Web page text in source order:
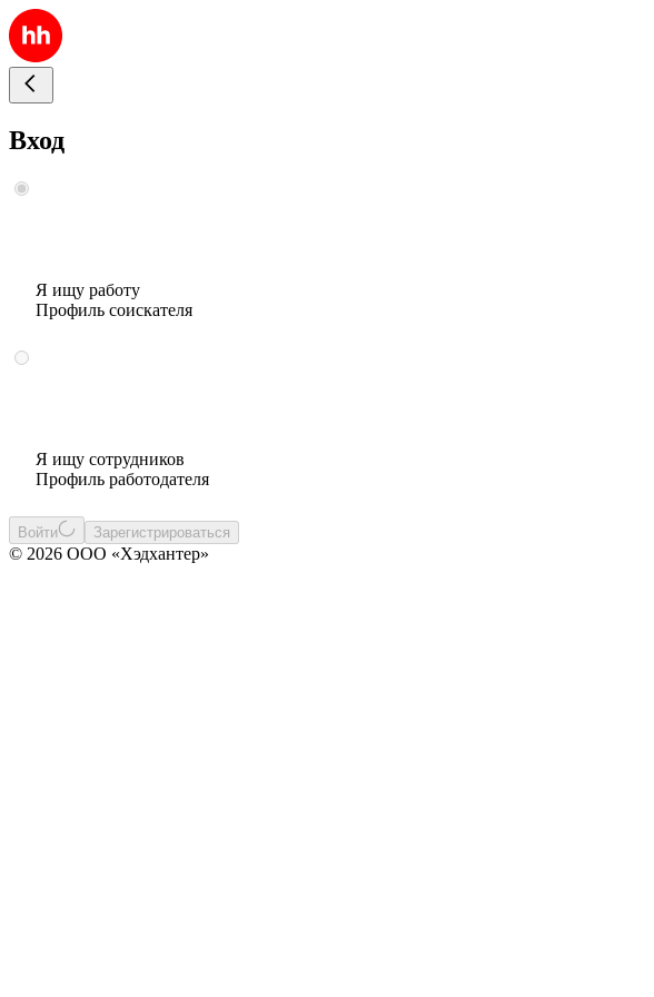
Вход
Я ищу работу
Профиль соискателя
Я ищу сотрудников
Профиль работодателя
Войти Зарегистрироваться
© 2026 ООО «Хэдхантер»